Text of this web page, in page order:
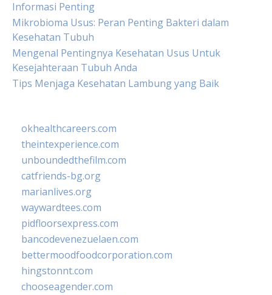
Informasi Penting
Mikrobioma Usus: Peran Penting Bakteri dalam
Kesehatan Tubuh
Mengenal Pentingnya Kesehatan Usus Untuk
Kesejahteraan Tubuh Anda
Tips Menjaga Kesehatan Lambung yang Baik
okhealthcareers.com
theintexperience.com
unboundedthefilm.com
catfriends-bg.org
marianlives.org
waywardtees.com
pidfloorsexpress.com
bancodevenezuelaen.com
bettermoodfoodcorporation.com
hingstonnt.com
chooseagender.com